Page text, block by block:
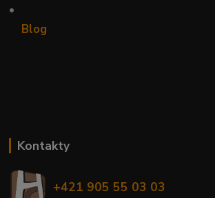
•
Blog
Kontakty
+421 905 55 03 03